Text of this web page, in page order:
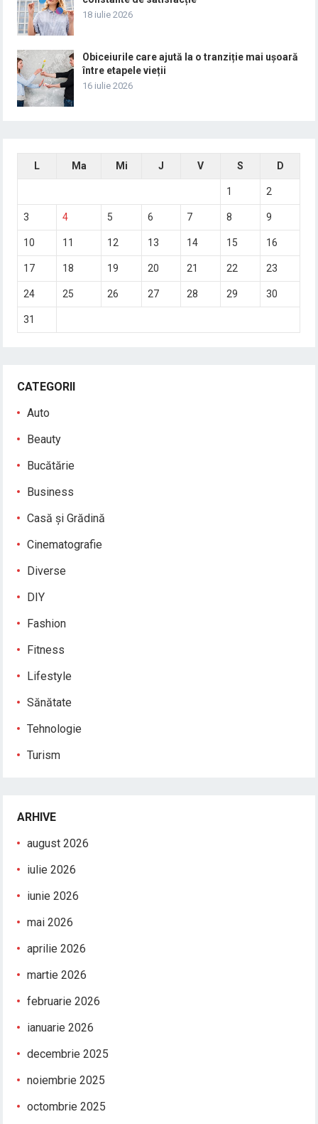
18 iulie 2026
Obiceiurile care ajută la o tranziție mai ușoară
între etapele vieții
16 iulie 2026
L Ma Mi J V S D
1 2
3 4 5 6 7 8 9
10 11 12 13 14 15 16
17 18 19 20 21 22 23
24 25 26 27 28 29 30
31
CATEGORII
Auto
Beauty
Bucătărie
Business
Casă și Grădină
Cinematografie
Diverse
DIY
Fashion
Fitness
Lifestyle
Sănătate
Tehnologie
Turism
ARHIVE
august 2026
iulie 2026
iunie 2026
mai 2026
aprilie 2026
martie 2026
februarie 2026
ianuarie 2026
decembrie 2025
noiembrie 2025
octombrie 2025